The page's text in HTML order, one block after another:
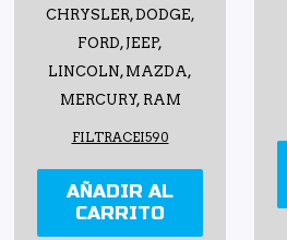
CHRYSLER, DODGE,
FORD, JEEP,
LINCOLN, MAZDA,
MERCURY, RAM
FILTRACEI590
AÑADIR AL
CARRITO